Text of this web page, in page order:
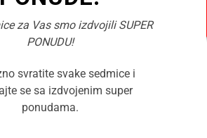
za Vas smo izdvojili SUPER
PONUDU!
svratite svake sedmice i
se sa izdvojenim super
ponudama.